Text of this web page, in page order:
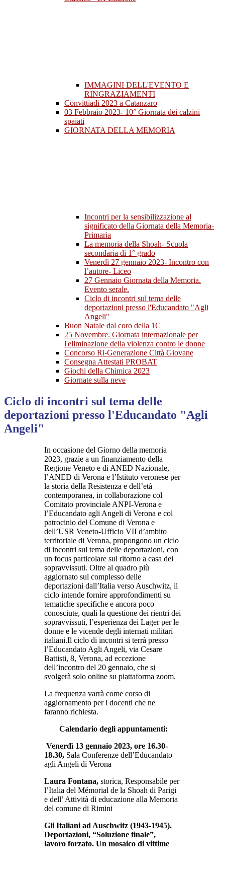
IMMAGINI DELL'EVENTO E
RINGRAZIAMENTI
Convittiadi 2023 a Catanzaro
03 Febbraio 2023- 10° Giornata dei calzini
spaiati
GIORNATA DELLA MEMORIA
Incontri per la sensibilizzazione al
significato della Giornata della Memoria-
Primaria
La memoria della Shoah- Scuola
secondaria di 1° grado
Venerdì 27 gennaio 2023- Incontro con
l’autore- Liceo
27 Gennaio Giornata della Memoria.
Evento serale.
Ciclo di incontri sul tema delle
deportazioni presso l'Educandato "Agli
Angeli"
Buon Natale dal coro della 1C
25 Novembre. Giornata internazionale per
l'eliminazione della violenza contro le donne
Concorso Ri-Generazione Città Giovane
Consegna Attestati PROBAT
Giochi della Chimica 2023
Giornate sulla neve
Ciclo di incontri sul tema delle
deportazioni presso l'Educandato "Agli
Angeli"
In occasione del Giorno della memoria
2023, grazie a un finanziamento della
Regione Veneto e di ANED Nazionale,
l’ANED di Verona e l’Istituto veronese per
la storia della Resistenza e dell’età
contemporanea, in collaborazione col
Comitato provinciale ANPI-Verona e
l’Educandato agli Angeli di Verona e col
patrocinio del Comune di Verona e
dell’USR Veneto-Ufficio VII d’ambito
territoriale di Verona, propongono un ciclo
di incontri sul tema delle deportazioni, con
un focus particolare sul ritorno a casa dei
sopravvissuti. Oltre al quadro più
aggiornato sul complesso delle
deportazioni dall’Italia verso Auschwitz, il
ciclo intende fornire approfondimenti su
tematiche specifiche e ancora poco
conosciute, quali la questione dei rientri dei
sopravvissuti, l’esperienza dei Lager per le
donne e le vicende degli internati militari
italiani.Il ciclo di incontri si terrà presso
l’Educandato Agli Angeli, via Cesare
Battisti, 8, Verona, ad eccezione
dell’incontro del 20 gennaio, che si
svolgerà solo online su piattaforma zoom.
La frequenza varrà come corso di
aggiornamento per i docenti che ne
faranno richiesta.
Calendario degli appuntamenti:
Venerdì 13 gennaio 2023, ore 16.30-
18.30, Sala Conferenze dell’Educandato
agli Angeli di Verona
Laura Fontana, storica, Responsabile per
l’Italia del Mémorial de la Shoah di Parigi
e dell’ Attività di educazione alla Memoria
del comune di Rimini
Gli Italiani ad Auschwitz (1943-1945).
Deportazioni, “Soluzione finale”,
lavoro forzato. Un mosaico di vittime